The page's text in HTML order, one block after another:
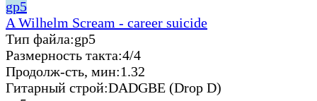
gp5
A Wilhelm Scream - career suicide
Тип файла:gp5
Размерность такта:4/4
Продолж-сть, мин:1.32
Гитарный строй:DADGBE (Drop D)